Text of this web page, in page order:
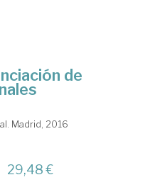
de
Madrid, 2016
29,48 €